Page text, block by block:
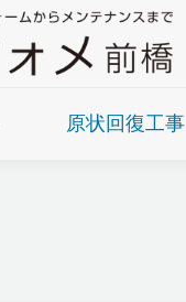
原状回復工事